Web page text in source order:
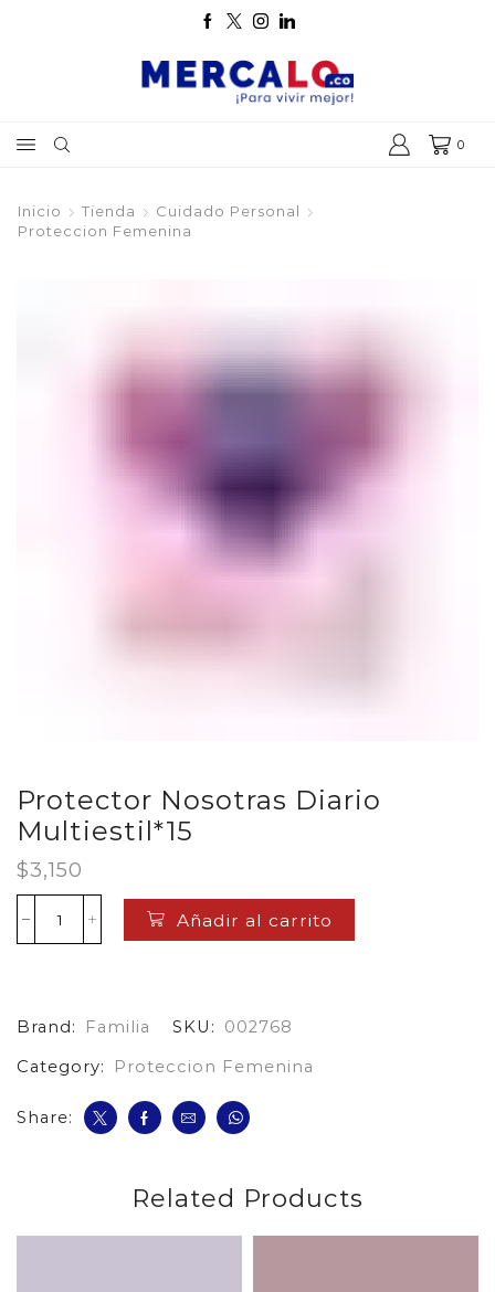
0
Inicio Tienda
Cuidado Personal
Proteccion Femenina
Protector Nosotras Diario
Multiestil*15
$3,150
Protector
Nosotras
Añadir al carrito
Brand: Familia SKU:
002768
Category:
Proteccion Femenina
Share:
Related Products